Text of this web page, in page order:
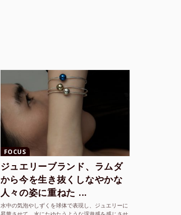
FOCUS
ジュエリーブランド、ラムダ
から今を生き抜くしなやかな
人々の姿に重ねた ...
水中の気泡やしずくを球体で表現し、ジュエリーに
昇華させて、水にたゆたうような浮遊感を感じさせ
るボールモチーフなどがモダンヴィンテージのよう
な雰囲気も感じさせるLAMBDA の新しいコレクシ
ョンを202...
2025.9.29 ヒラバヤシ